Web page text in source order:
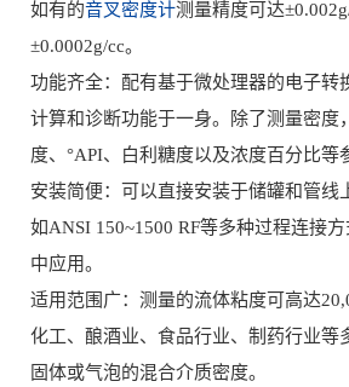
如有的音叉密度计测量精度可达
±0.0002g/cc。
功能齐全：配有基于微处理器的电子转
计算和诊断功能于一身。除了测量密度
度、°API、白利糖度以及浓度百分比等
安装简便：可以直接安装于储罐和管线
如ANSI 150~1500 RF等多种过程连接
中应用。
适用范围广：测量的流体粘度可高达
化工、酿酒业、食品行业、制药行业等
固体或气泡的混合介质密度。